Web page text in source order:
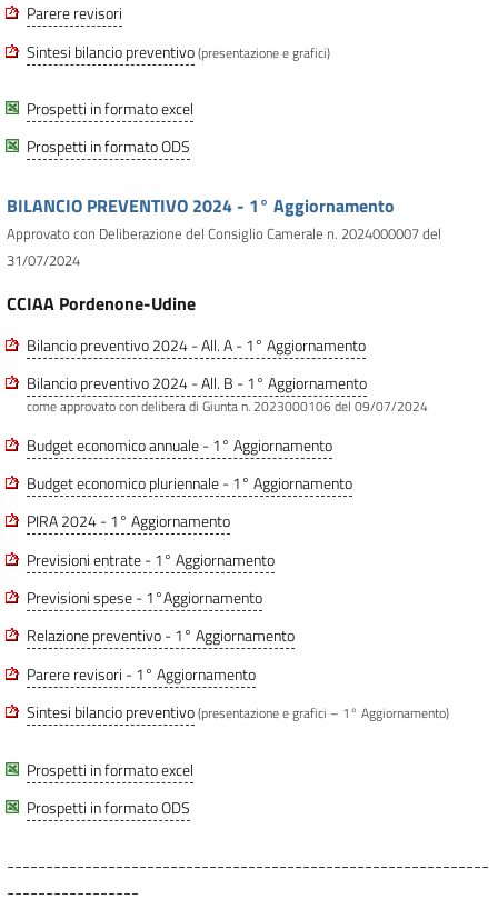
Parere revisori
Sintesi bilancio preventivo(presentazione e grafici)
Prospetti in formato excel
Prospetti in formato ODS
BILANCIO PREVENTIVO 2024 - 1° Aggiornamento
Approvato con Deliberazione del Consiglio Camerale n. 2024000007 del
31/07/2024
CCIAA Pordenone-Udine
Bilancio preventivo 2024 - All. A - 1° Aggiornamento
Bilancio preventivo 2024 - All. B - 1° Aggiornamento
come approvato con delibera di Giunta n. 2023000106 del 09/07/2024
Budget economico annuale - 1° Aggiornamento
Budget economico pluriennale - 1° Aggiornamento
PIRA 2024 - 1° Aggiornamento
Previsioni entrate - 1° Aggiornamento
Previsioni spese - 1°Aggiornamento
Relazione preventivo - 1° Aggiornamento
Parere revisori - 1° Aggiornamento
Sintesi bilancio preventivo(presentazione e grafici – 1° Aggiornamento)
Prospetti in formato excel
Prospetti in formato ODS
--------------------------------------------------------------
-----------------